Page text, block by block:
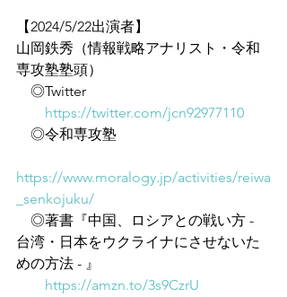
【2024/5/22出演者】
山岡鉄秀（情報戦略アナリスト・令和
専攻塾塾頭）
◎Twitter
https://twitter.com/jcn92977110
◎令和専攻塾
https://www.moralogy.jp/activities/reiwa
_senkojuku/
◎著書『中国、ロシアとの戦い方 -
台湾・日本をウクライナにさせないた
めの方法 - 』
https://amzn.to/3s9CzrU